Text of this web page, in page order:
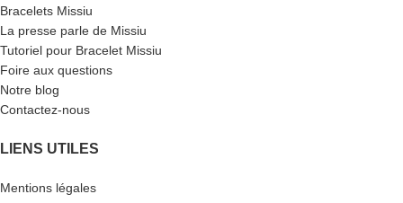
Bracelets Missiu
La presse parle de Missiu
Tutoriel pour Bracelet Missiu
Foire aux questions
Notre blog
Contactez-nous
LIENS UTILES
Mentions légales